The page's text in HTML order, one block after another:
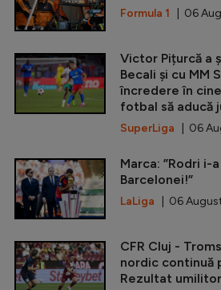
Formula 1 | 06
Victor Pițurcă a
Becali și cu MM
încredere în
fotbal să aducă
SuperLiga | 06
Marca: ”Rodri i-
Barcelonei!”
LaLiga | 06
CFR Cluj -
nordic continuă
Rezultat